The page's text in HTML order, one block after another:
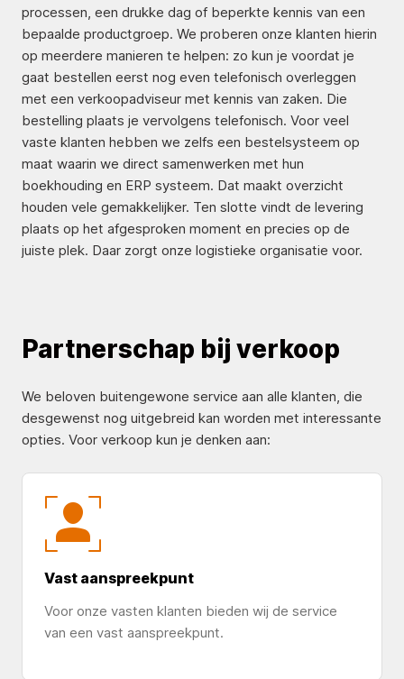
processen, een drukke dag of beperkte kennis van een
bepaalde productgroep. We proberen onze klanten hierin
op meerdere manieren te helpen: zo kun je voordat je
gaat bestellen eerst nog even telefonisch overleggen
met een verkoopadviseur met kennis van zaken. Die
bestelling plaats je vervolgens telefonisch. Voor veel
vaste klanten hebben we zelfs een bestelsysteem op
maat waarin we direct samenwerken met hun
boekhouding en ERP systeem. Dat maakt overzicht
houden vele gemakkelijker. Ten slotte vindt de levering
plaats op het afgesproken moment en precies op de
juiste plek. Daar zorgt onze logistieke organisatie voor.
Partnerschap bij verkoop
We beloven buitengewone service aan alle klanten, die
desgewenst nog uitgebreid kan worden met interessante
opties. Voor verkoop kun je denken aan:
Vast aanspreekpunt
Voor onze vasten klanten bieden wij de service
van een vast aanspreekpunt.